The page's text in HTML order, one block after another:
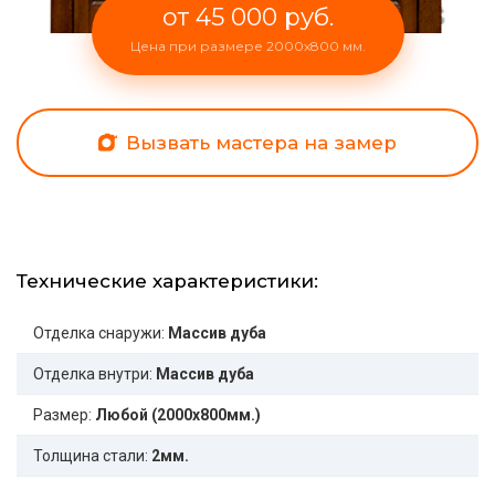
от 45 000 руб.
Цена при размере 2000x800 мм.
Вызвать мастера на замер
Технические характеристики:
Отделка снаружи: Массив дуба
Отделка внутри: Массив дуба
Размер: Любой (2000x800мм.)
Толщина стали: 2мм.